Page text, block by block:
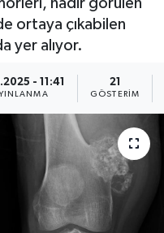
ortaya çıkabilen
yer alıyor.
- 11:41 21
GÖSTERIM